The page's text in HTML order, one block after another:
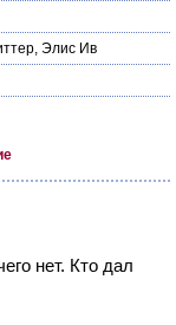
, Элис Ив
нет. Кто дал